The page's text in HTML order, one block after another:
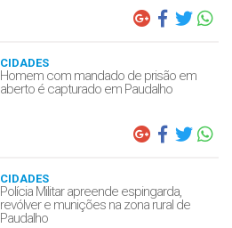
CIDADES
Homem com mandado de prisão em
aberto é capturado em Paudalho
CIDADES
Polícia Militar apreende espingarda,
revólver e munições na zona rural de
Paudalho